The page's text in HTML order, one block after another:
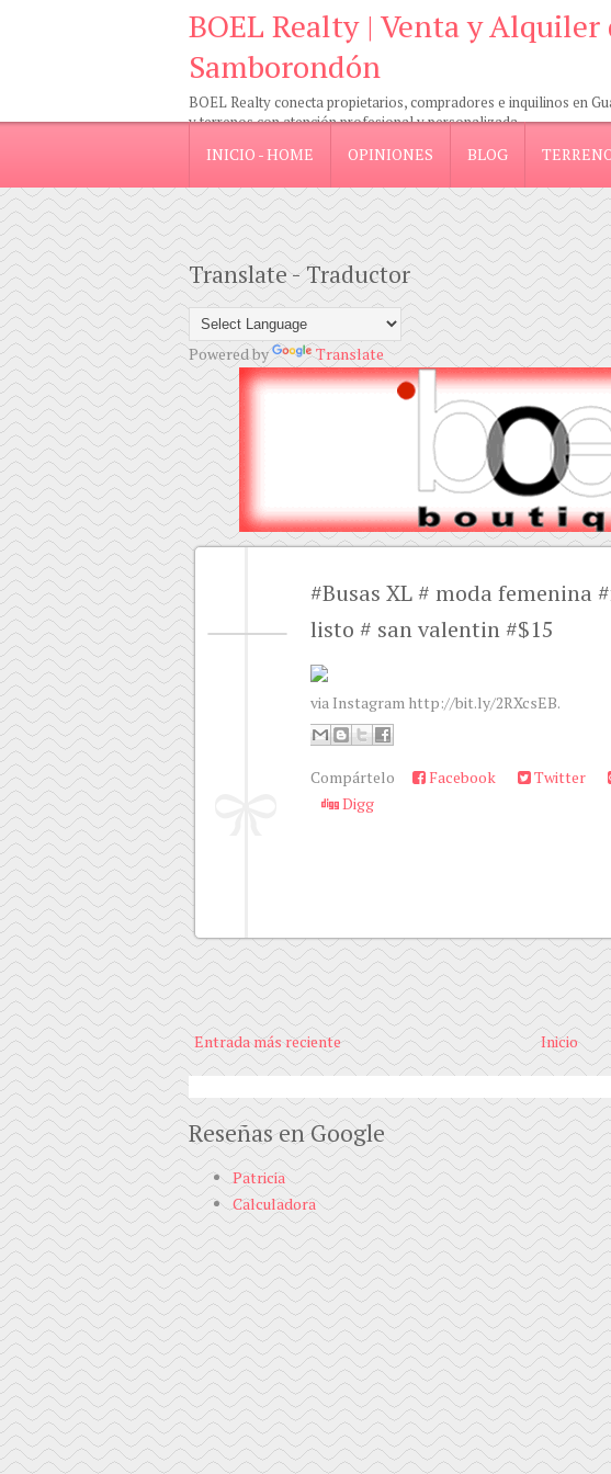
BOEL Realty | Venta y
Samborondón
BOEL Realty conecta propietarios, compradores e inquilinos en
y terrenos con atención profesional y personalizada.
INICIO - HOME OPINIONES BLOG
Translate - Traductor
Powered by Translate
#Busas XL # moda femenina
listo # san valentin #$15
via Instagram http://bit.ly/2RXcsEB.
Compártelo Facebook Twitter
Digg
Entrada más reciente Inicio
Reseñas en Google
Patricia
Calculadora